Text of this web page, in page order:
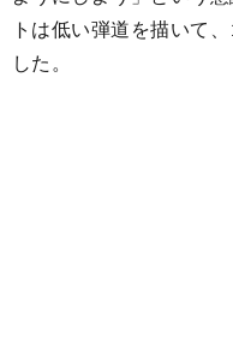
トは低い弾道を描いて
した。